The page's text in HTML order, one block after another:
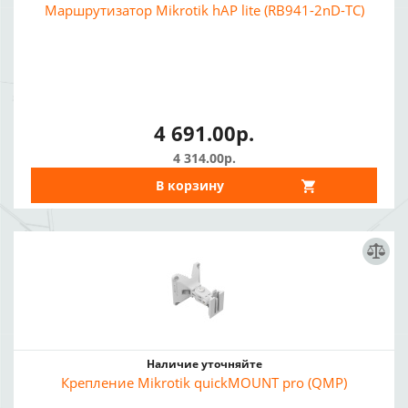
Маршрутизатор Mikrotik hAP lite (RB941-2nD-TC)
4 691.00р.
4 314.00р.
В корзину
Наличие уточняйте
Крепление Mikrotik quickMOUNT pro (QMP)